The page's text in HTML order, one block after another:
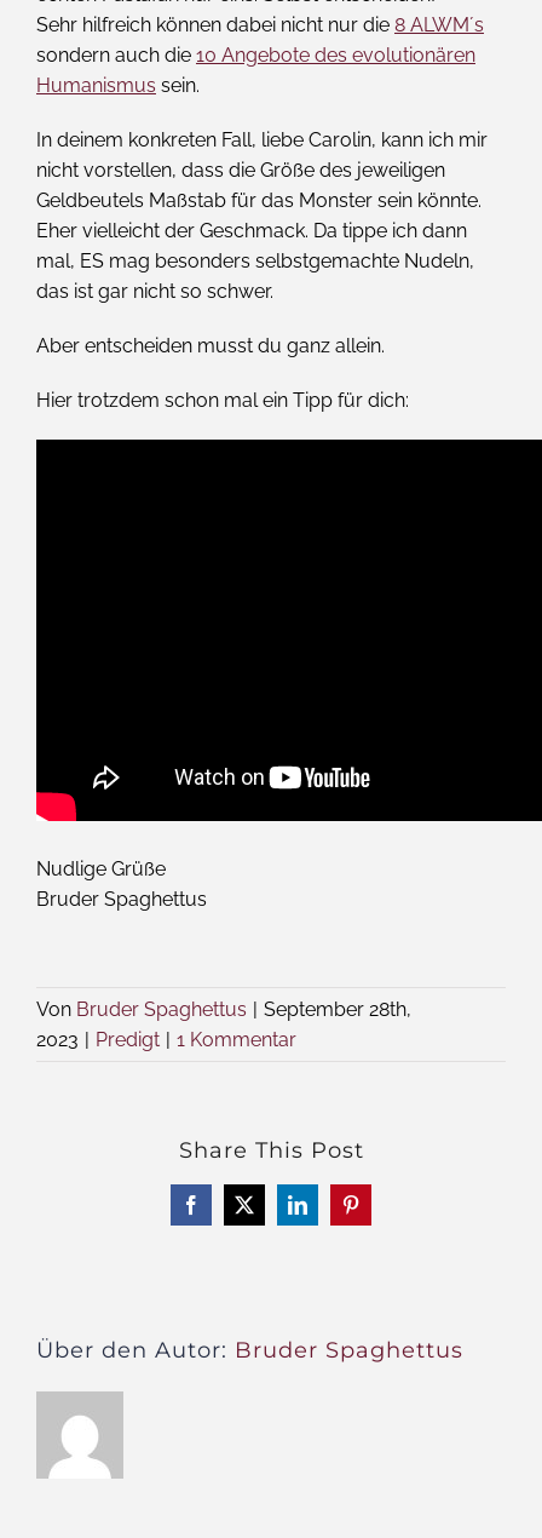
Sehr hilfreich können dabei nicht nur die 8 ALWM´s
sondern auch die 10 Angebote des evolutionären
Humanismus sein.
In deinem konkreten Fall, liebe Carolin, kann ich mir
nicht vorstellen, dass die Größe des jeweiligen
Geldbeutels Maßstab für das Monster sein könnte.
Eher vielleicht der Geschmack. Da tippe ich dann
mal, ES mag besonders selbstgemachte Nudeln,
das ist gar nicht so schwer.
Aber entscheiden musst du ganz allein.
Hier trotzdem schon mal ein Tipp für dich:
Nudlige Grüße
Bruder Spaghettus
Von Bruder Spaghettus | September 28th,
2023 | Predigt | 1 Kommentar
Share This Post
Facebook
X LinkedInPinterest
Über den Autor: Bruder Spaghettus